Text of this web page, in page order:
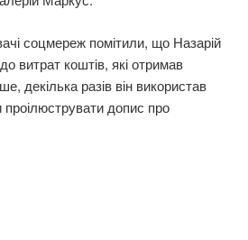
соцмереж помітили, що Назарій
витрат коштів, які отримав
декілька разів він використав
допис про